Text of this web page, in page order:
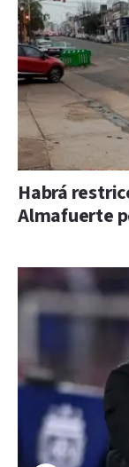
Habrá
Almafuerte